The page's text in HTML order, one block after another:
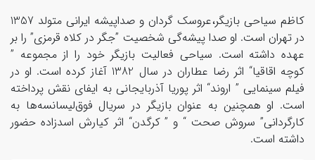
کاظم سیاحی بازیگر،عروسک گردان و صداپیشه ایرانی متولد 1357
در تهران است. او صدا پیشه‌گی شخصیت ”جگر در کلاه قرمزی” را بر
عهده داشته است. سیاحی فعالیت بازیگر خود را از مجموعه ”
کوچه اقاقیا“ اثر رضا عطاران در سال 1382 آغاز کرده است. او در
فیلم سینمایی ” اروند“ اثر پوریا آذربایجانی به ایفای نقش پرداخته
است. او همچنین به عنوان بازیگر در سریال فوق‌لیسانسه‌ها به
کارگردانی” سروش صحت “ و ” کرگدن“ اثر کیارش اسدزاده حضور
داشته است.